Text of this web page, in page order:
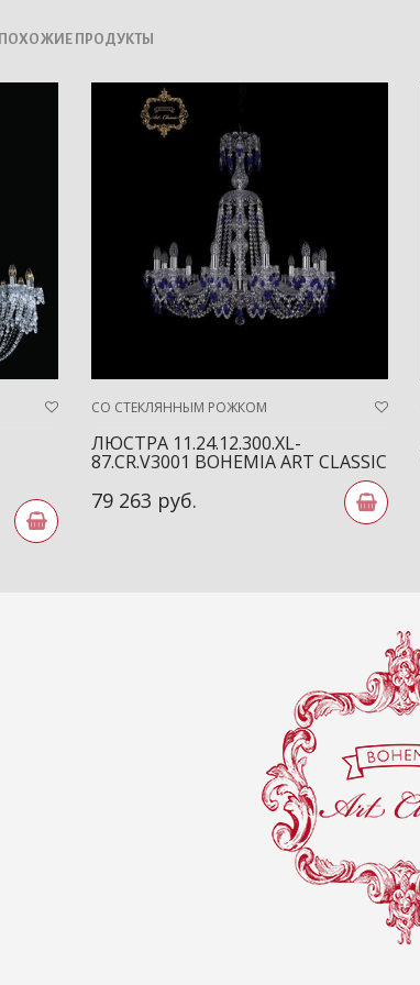
ПОХОЖИЕ ПРОДУКТЫ
СО СТЕКЛЯННЫМ РОЖКОМ
ЛЮСТРА 11.24.12.300.XL-
87.CR.V3001 BOHEMIA ART CLASSIC
79 263 руб.